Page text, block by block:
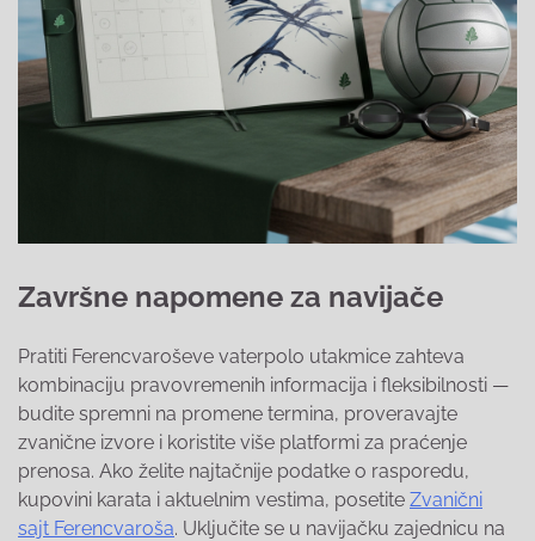
Završne napomene za navijače
Pratiti Ferencvaroševe vaterpolo utakmice zahteva
kombinaciju pravovremenih informacija i fleksibilnosti —
budite spremni na promene termina, proveravajte
zvanične izvore i koristite više platformi za praćenje
prenosa. Ako želite najtačnije podatke o rasporedu,
kupovini karata i aktuelnim vestima, posetite Zvanični
sajt Ferencvaroša. Uključite se u navijačku zajednicu na